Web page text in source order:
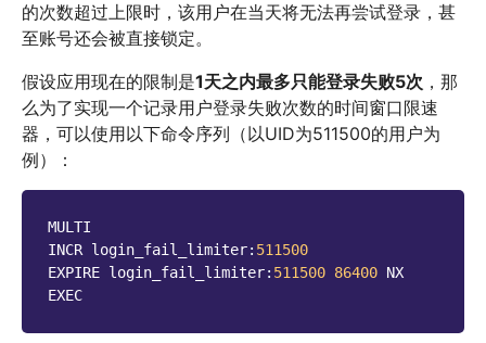
的次数超过上限时，该用户在当天将无法再尝试登录，甚
至账号还会被直接锁定。
假设应用现在的限制是1天之内最多只能登录失败5次 ，那
么为了实现一个记录用户登录失败次数的时间窗口限速
器，可以使用以下命令序列（以UID为511500的用户为
例）：
MULTI
INCR login_fail_limiter: 511500
EXPIRE login_fail_limiter: 511500 86400 NX
EXEC